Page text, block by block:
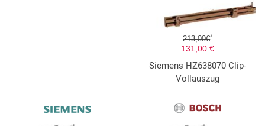
213,00€*
131,00 €
Siemens HZ638070 Clip-
Vollauszug